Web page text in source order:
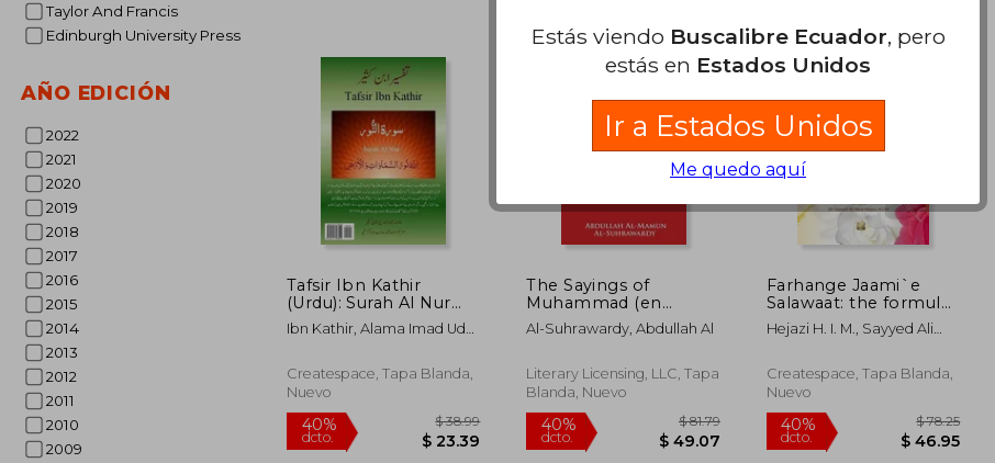
Taylor And Francis
Edinburgh University Press
AÑO EDICIÓN
2022
2021
2020
2019
2018
2017
2016
2015
2014
2013
2012
2011
2010
2009
40%
dcto. $ 53.20 dcto. $ 50.12 dcto.
Tafsir Ibn Kathir
(Urdu): Surah Al Nur
(en Urdu)
Ibn Kathir, Alama Imad Ud
Muhammad Sahib ; Javed,
Lt Col (R) Muhammad
Ashraf
Createspace, Tapa Blanda,
Nuevo
The Sayings of
Muhammad (en
Inglés)
Al-Suhrawardy, Abdullah Al
Literary Licensing, LLC, Tapa
Blanda, Nuevo
Farhange Jaami`e
Salawaat: the formula
of praising and
greeting the Holy
Household (en Inglés)
Hejazi H. I. M., Sayyed Ali
Mohammad Reza
Createspace, Tapa Blanda,
Nuevo
Estás viendo Buscalibre Ecuador, pero
estás en Estados Unidos
Ir a Estados Unidos
Me quedo aquí